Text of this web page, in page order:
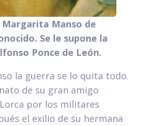
Manso de
Se le supone la
Ponce de León.
la guerra se lo quita todo.
de su gran amigo
por los militares
el exilio de su hermana